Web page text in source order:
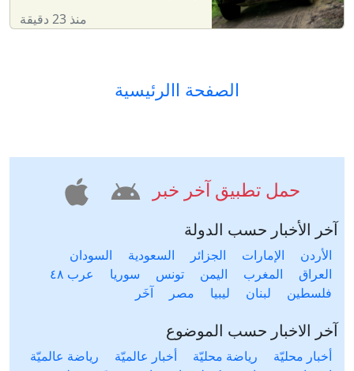
منذ 23 دقيقة
الصفحة االرئيسية
حمل تطبيق آخر خبر
آخر الأخبار حسب الدولة
الأردن الإمارات الجزائر السعودية
السودان
العراق
المغرب اليمن تونس سوريا
عرب ٤٨
فلسطين
لبنان ليبيا مصر آخَر
آخر الاخبار حسب الموضوع
أخبار محليّة رياضة محليّة أخبار عالميّة
رياضة عالميّة